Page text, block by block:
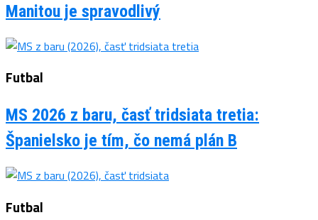
Manitou je spravodlivý
Futbal
MS 2026 z baru, časť tridsiata tretia:
Španielsko je tím, čo nemá plán B
Futbal